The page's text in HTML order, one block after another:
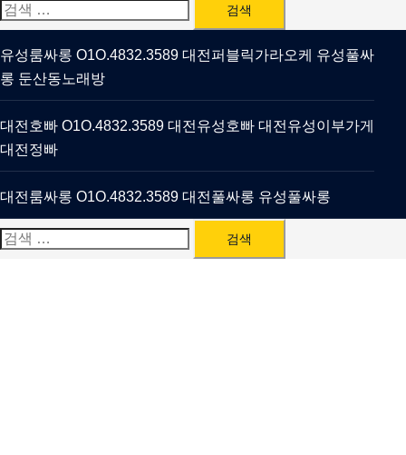
검
색:
유성룸싸롱 O1O.4832.3589 대전퍼블릭가라오케 유성풀싸
롱 둔산동노래방
대전호빠 O1O.4832.3589 대전유성호빠 대전유성이부가게
대전정빠
대전룸싸롱 O1O.4832.3589 대전풀싸롱 유성풀싸롱
검